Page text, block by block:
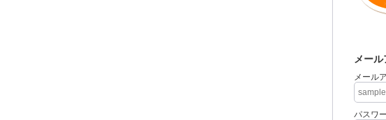
メール
メール
パスワ